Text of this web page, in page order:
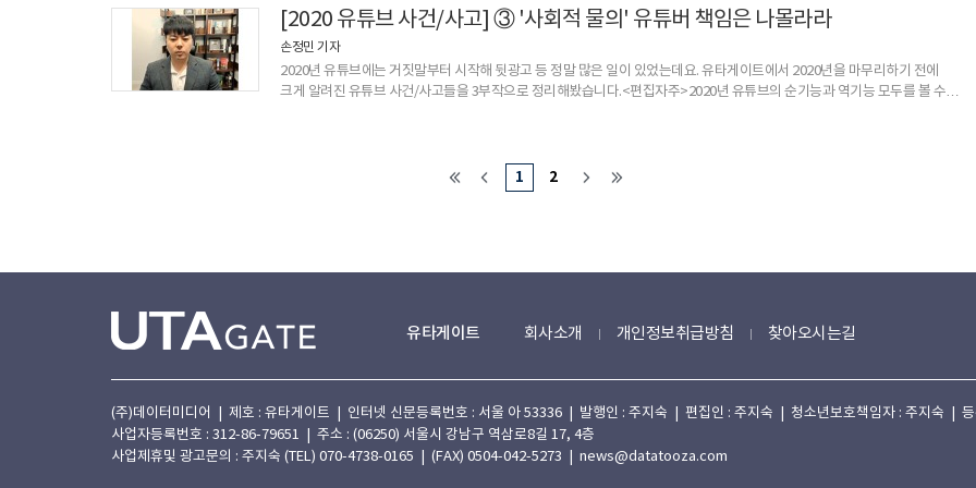
끌어온 ‘BJ멸망전’은 아프리카TV의 대표적인 오리지널 콘텐츠로 자리 잡고 있다.지난 2014년 아프리카TV가 첫 선보인
BJ멸망전 ‘천하제패! 멸망전 Lo
[2020 유튜브 사건/사고] ③ '사회적 물의' 유튜버 책임은 나몰라라
손정민 기자
2020년 유튜브에는 거짓말부터 시작해 뒷광고 등 정말 많은 일이 있었는데요. 유타게이트에서 2020년을 마무리하기 전에
크게 알려진 유튜브 사건/사고들을 3부작으로 정리해봤습니다.<편집자주>2020년 유튜브의 순기능과 역기능 모두를 볼 수
1 2
유타게이트 회사소개 개인정보취급방침 찾아오시는길
(주)데이터미디어 | 제호 : 유타게이트 | 인터넷 신문등록번호 : 서울 아 53336 | 발행인 : 주지숙 | 편집인 : 주지숙 | 청소년보호책임자 : 주지숙 |
사업자등록번호 : 312-86-79651 | 주소 : (06250) 서울시 강남구 역삼로8길 17, 4층
사업제휴및 광고문의 : 주지숙 (TEL) 070-4738-0165 | (FAX) 0504-042-5273 | news@datatooza.com